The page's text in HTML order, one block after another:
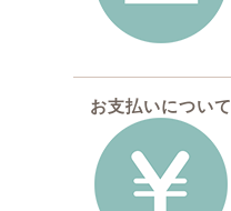
お支払いについて